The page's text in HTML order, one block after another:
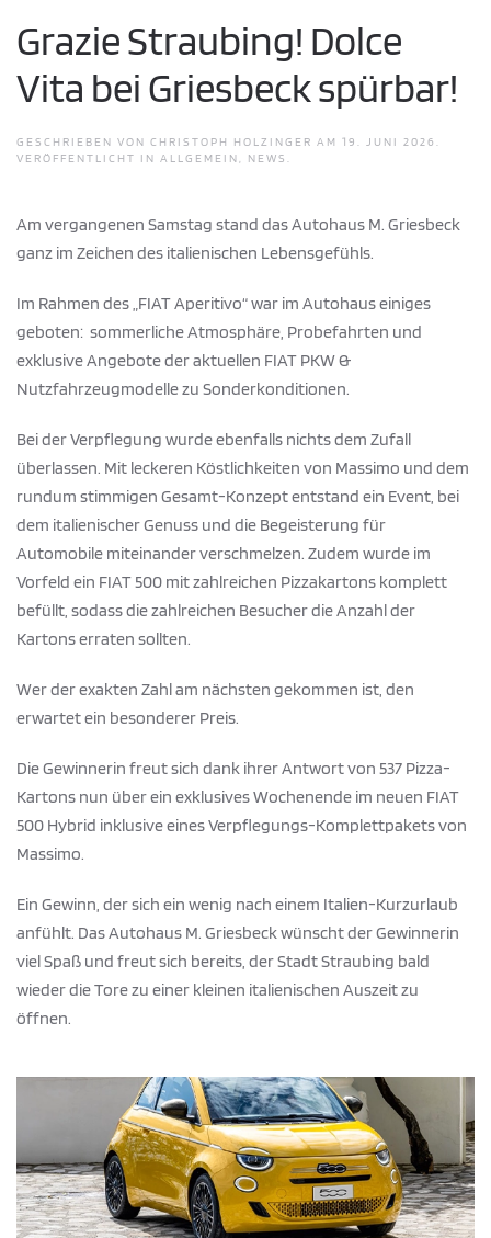
Grazie Straubing! Dolce
Vita bei Griesbeck spürbar!
GESCHRIEBEN VON CHRISTOPH HOLZINGER AM 19. JUNI 2026 .
VERÖFFENTLICHT IN ALLGEMEIN, NEWS .
Am vergangenen Samstag stand das Autohaus M. Griesbeck
ganz im Zeichen des italienischen Lebensgefühls.
Im Rahmen des „FIAT Aperitivo“ war im Autohaus einiges
geboten: sommerliche Atmosphäre, Probefahrten und
exklusive Angebote der aktuellen FIAT PKW &
Nutzfahrzeugmodelle zu Sonderkonditionen.
Bei der Verpflegung wurde ebenfalls nichts dem Zufall
überlassen. Mit leckeren Köstlichkeiten von Massimo und dem
rundum stimmigen Gesamt-Konzept entstand ein Event, bei
dem italienischer Genuss und die Begeisterung für
Automobile miteinander verschmelzen. Zudem wurde im
Vorfeld ein FIAT 500 mit zahlreichen Pizzakartons komplett
befüllt, sodass die zahlreichen Besucher die Anzahl der
Kartons erraten sollten.
Wer der exakten Zahl am nächsten gekommen ist, den
erwartet ein besonderer Preis.
Die Gewinnerin freut sich dank ihrer Antwort von 537 Pizza-
Kartons nun über ein exklusives Wochenende im neuen FIAT
500 Hybrid inklusive eines Verpflegungs-Komplettpakets von
Massimo.
Ein Gewinn, der sich ein wenig nach einem Italien-Kurzurlaub
anfühlt. Das Autohaus M. Griesbeck wünscht der Gewinnerin
viel Spaß und freut sich bereits, der Stadt Straubing bald
wieder die Tore zu einer kleinen italienischen Auszeit zu
öffnen.